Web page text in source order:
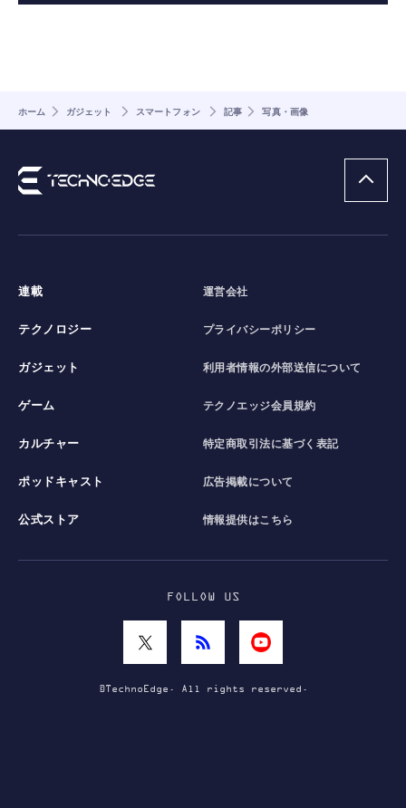
ホーム ガジェット スマートフォン 記事 写真・画像
連載
テクノロジー
ガジェット
ゲーム
カルチャー
ポッドキャスト
公式ストア
運営会社
プライバシーポリシー
利用者情報の外部送信について
テクノエッジ会員規約
特定商取引法に基づく表記
広告掲載について
情報提供はこちら
FOLLOW US
©TechnoEdge. All rights reserved.